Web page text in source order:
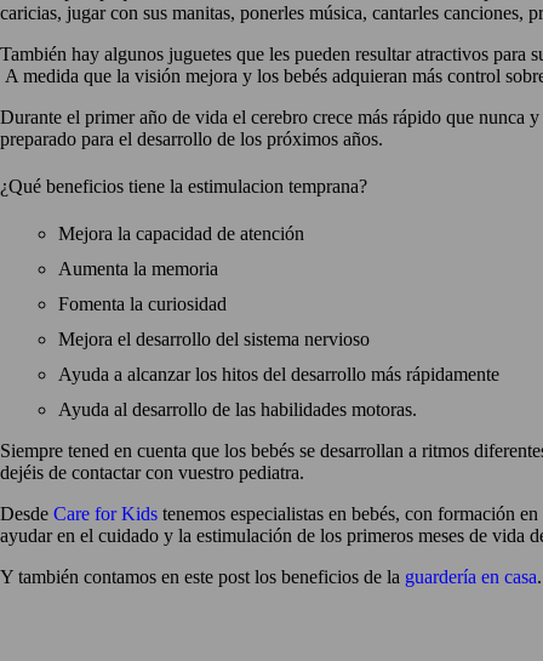
caricias, jugar con sus manitas, ponerles música, cantarles canciones,
También hay algunos juguetes que les pueden resultar atractivos
A medida que la visión mejora y los bebés adquieran más control
Durante el primer año de vida el cerebro crece más rápido que nunca
preparado para el desarrollo de los próximos años.
¿Qué beneficios tiene la estimulacion temprana?
Mejora la capacidad de atención
Aumenta la memoria
Fomenta la curiosidad
Mejora el desarrollo del sistema nervioso
Ayuda a alcanzar los hitos del desarrollo más rápidamente
Ayuda al desarrollo de las habilidades motoras.
Siempre tened en cuenta que los bebés se desarrollan a ritmos
dejéis de contactar con vuestro pediatra.
Desde Care for Kids tenemos especialistas en bebés, con formación
ayudar en el cuidado y la estimulación de los primeros meses de vida
Y también contamos en este post los beneficios de la guardería en casa.